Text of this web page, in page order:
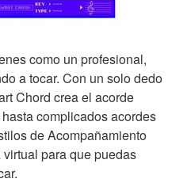
como un profesional,
a tocar. Con un solo dedo
Chord crea el acorde
complicados acordes
de Acompañamiento
para que puedas